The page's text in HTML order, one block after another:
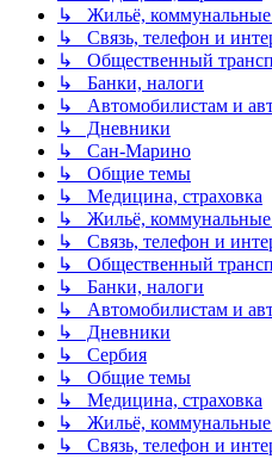
↳ Жильё, коммунальные
↳ Связь, телефон и
↳ Общественный
↳ Банки, налоги
↳ Автомобилистам и
↳ Дневники
↳ Сан-Марино
↳ Общие темы
↳ Медицина, страховка
↳ Жильё, коммунальные
↳ Связь, телефон и
↳ Общественный
↳ Банки, налоги
↳ Автомобилистам и
↳ Дневники
↳ Сербия
↳ Общие темы
↳ Медицина, страховка
↳ Жильё, коммунальные
↳ Связь, телефон и